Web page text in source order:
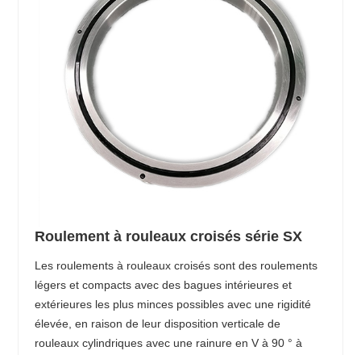
Roulement à rouleaux croisés série SX
Les roulements à rouleaux croisés sont des roulements
légers et compacts avec des bagues intérieures et
extérieures les plus minces possibles avec une rigidité
élevée, en raison de leur disposition verticale de
rouleaux cylindriques avec une rainure en V à 90 ° à